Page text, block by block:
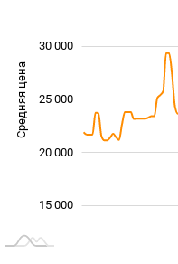
Средняя цена 16 000
20 000
30 000
25 000
15 000